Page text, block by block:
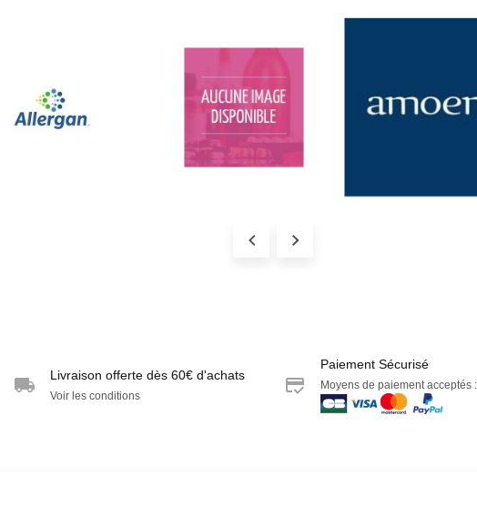
Livraison offerte dès 60€ d'achats
Voir les conditions
Paiement Sécurisé
Moyens de paiement acceptés :